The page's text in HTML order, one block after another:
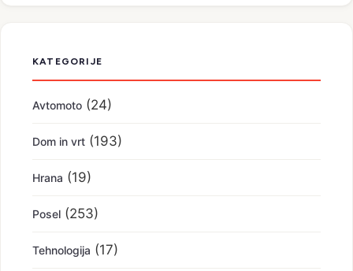
KATEGORIJE
Avtomoto (24)
Dom in vrt (193)
Hrana (19)
Posel (253)
Tehnologija (17)